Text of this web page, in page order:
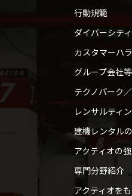
行動規範
ダイバーシテ
カスタマーハ
グループ会社等
テクノパーク
レンサルティ
建機レンタル
アクティオの
専門分野紹介
アクティオを